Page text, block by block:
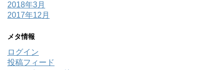
2018年3月
2017年12月
メタ情報
ログイン
投稿フィード